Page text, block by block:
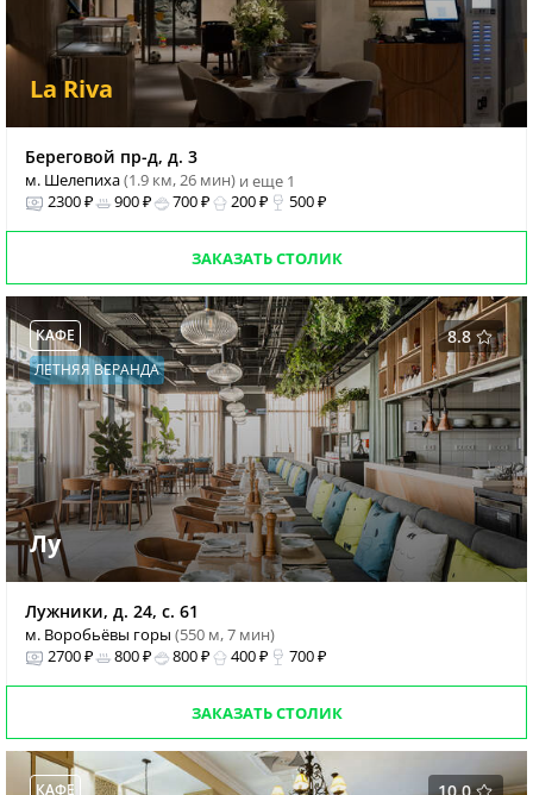
La Riva
Береговой пр-д, д. 3
м. Шелепиха(1.9 км, 26 мин) и еще 1
2300 ₽
900 ₽ 700 ₽ 200 ₽ 500 ₽
ЗАКАЗАТЬ СТОЛИК
8.8
КАФЕ
ЛЕТНЯЯ ВЕРАНДА
Лу
Лужники, д. 24, c. 61
м. Воробьёвы горы (550 м, 7 мин)
2700 ₽
800 ₽ 800 ₽ 400 ₽ 700 ₽
ЗАКАЗАТЬ СТОЛИК
КАФЕ